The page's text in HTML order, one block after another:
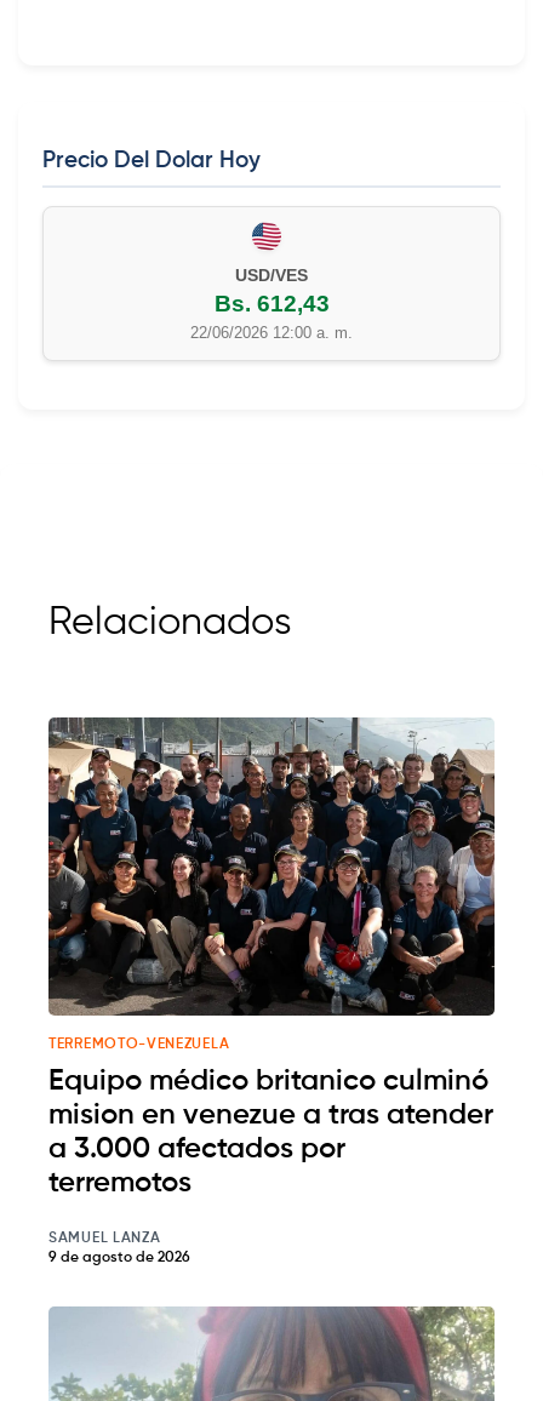
Precio Del Dolar Hoy
USD/VES
Bs. 612,43
22/06/2026 12:00 a. m.
Relacionados
TERREMOTO-VENEZUELA
Equipo médico britanico culminó
mision en venezue a tras atender
a 3.000 afectados por
terremotos
SAMUEL LANZA
9 de agosto de 2026